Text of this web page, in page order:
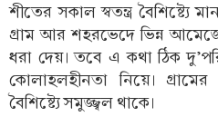
শীতের সকাল স্বতন্ত্র বৈশিষ্ট্যে
গ্রাম আর শহরভেদে ভিন্ন
ধরা দেয়। তবে এ কথা ঠিক
কোলাহলহীনতা নিয়ে।
বৈশিষ্ট্যে সমুজ্জ্বল থাকে।